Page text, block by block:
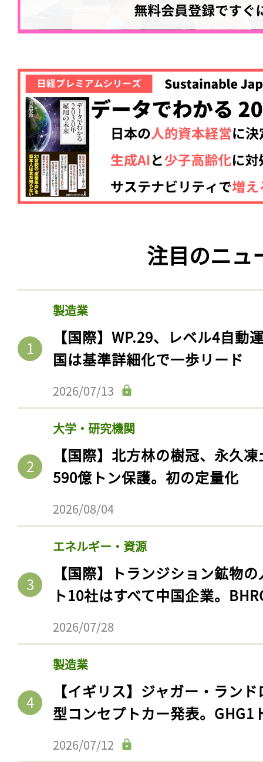
注目のニュ
製造業
【国際】WP.29、レベル4自動
国は基準詳細化で一歩リード
2026/07/13
大学・研究機関
【国際】北方林の樹冠、永久
590億トン保護。初の定量化
2026/08/04
エネルギー・資源
【国際】トランジション鉱物
ト10社はすべて中国企業。
2026/07/28
製造業
【イギリス】ジャガー・ラン
型コンセプトカー発表。GHG1
2026/07/12